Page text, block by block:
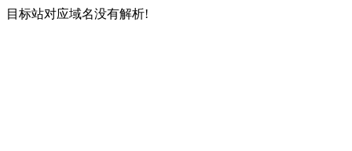
目标站对应域名没有解析!